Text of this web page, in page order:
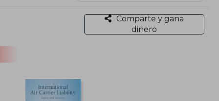
Comparte y gana
dinero